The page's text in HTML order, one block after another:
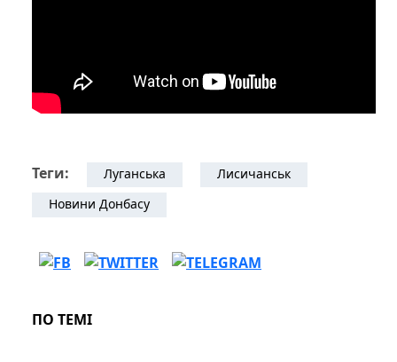
Теги: Луганська
Лисичанськ
Новини Донбасу
ПО ТЕМІ